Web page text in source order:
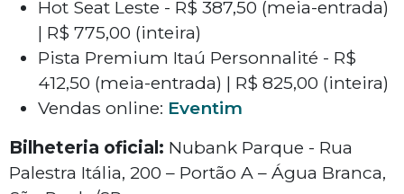
Hot Seat Leste - R$ 387,50 (meia-entrada)
| R$ 775,00 (inteira)
Pista Premium Itaú Personnalité - R$
412,50 (meia-entrada) | R$ 825,00 (inteira)
Vendas online: Eventim
Bilheteria oficial: Nubank Parque - Rua
Palestra Itália, 200 – Portão A – Água Branca,